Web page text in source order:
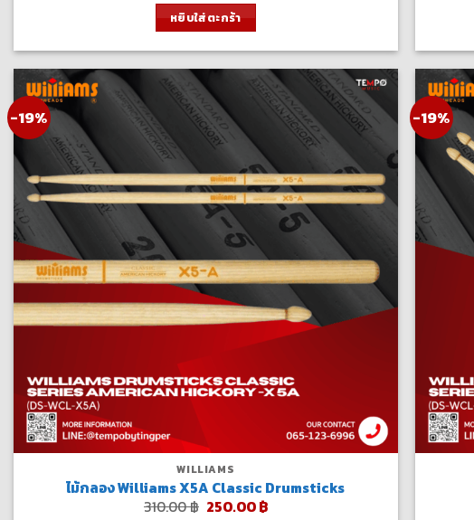
was:
540.00 ฿.
หยิบใส่ตะกร้า
-19%
WILLIAMS
ไม้กลอง Williams X5A Classic Drumsticks
310.00฿ Original
250.00฿Current
-19%